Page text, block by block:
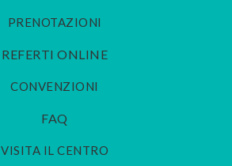
PRENOTAZIONI
REFERTI ONLINE
CONVENZIONI
FAQ
VISITA IL CENTRO